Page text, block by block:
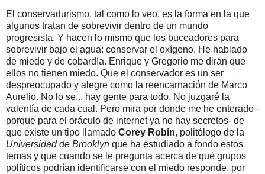
El conservadurismo, tal como lo veo, es la forma en la que
algunos tratan de sobrevivir dentro de un mundo
progresista. Y hacen lo mismo que los buceadores para
sobrevivir bajo el agua: conservar el oxígeno. He hablado
de miedo y de cobardía. Enrique y Gregorio me dirán que
ellos no tienen miedo. Que el conservador es un ser
despreocupado y alegre como la reencarnación de Marco
Aurelio. No lo se... hay gente para todo. No juzgaré la
valentía de cada cual. Pero mira por donde me he enterado -
porque para el oráculo de internet ya no hay secretos- de
que existe un tipo llamado Corey Robin, politólogo de la
Universidad de Brooklyn que ha estudiado a fondo estos
temas y que cuando se le pregunta acerca de qué grupos
políticos podrían identificarse con el miedo responde, por